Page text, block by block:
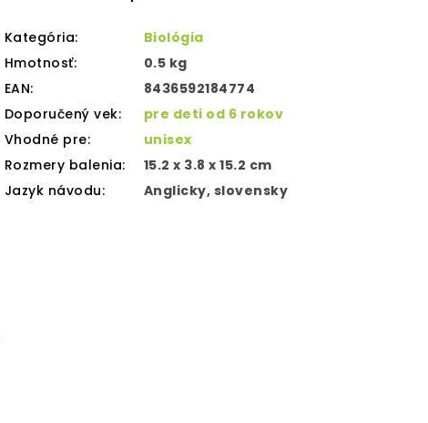
Kategória:
Biológia
Hmotnosť:
0.5 kg
EAN:
8436592184774
Doporučený vek:
pre deti od 6 rokov
Vhodné pre:
unisex
Rozmery balenia:
15.2 x 3.8 x 15.2 cm
Jazyk návodu: Anglicky, slovensky